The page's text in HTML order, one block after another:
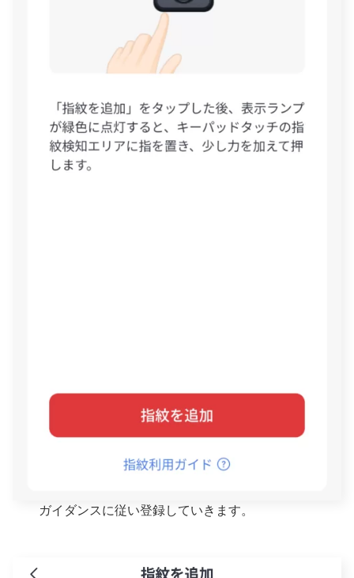
ガイダンスに従い登録していきます。